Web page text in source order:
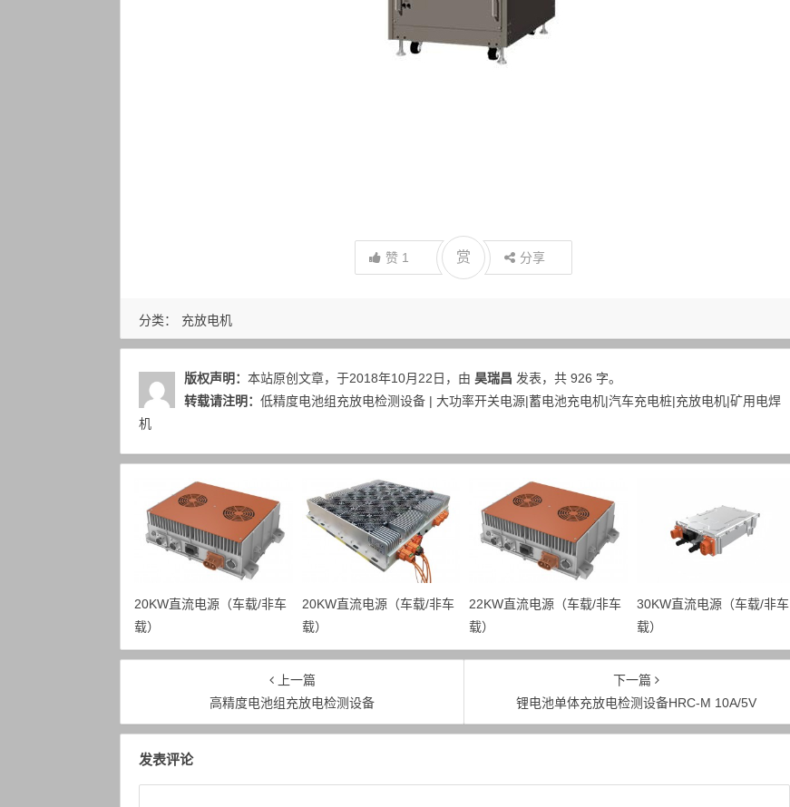
赞 1 赏 分享
分类： 充放电机
版权声明： 本站原创文章，于2018年10月22日，由 昊瑞昌 发表，共 926 字。
转载请注明： 低精度电池组充放电检测设备 | 大功率开关电源|蓄电池充电机|汽车充电桩|充放电机|矿用电焊
机
20KW直流电源（车载/非车
载）
20KW直流电源（车载/非车
载）
22KW直流电源（车载/非车
载）
30KW直流电源（车载/非车
载）
上一篇
高精度电池组充放电检测设备
下一篇
锂电池单体充放电检测设备HRC-M 10A/5V
发表评论